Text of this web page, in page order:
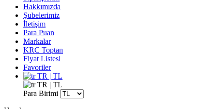
Hakkımızda
Şubelerimiz
İletişim
Para Puan
Markalar
KRC Toptan
Fiyat Listesi
Favoriler
TR | TL
TR | TL
Para Birimi